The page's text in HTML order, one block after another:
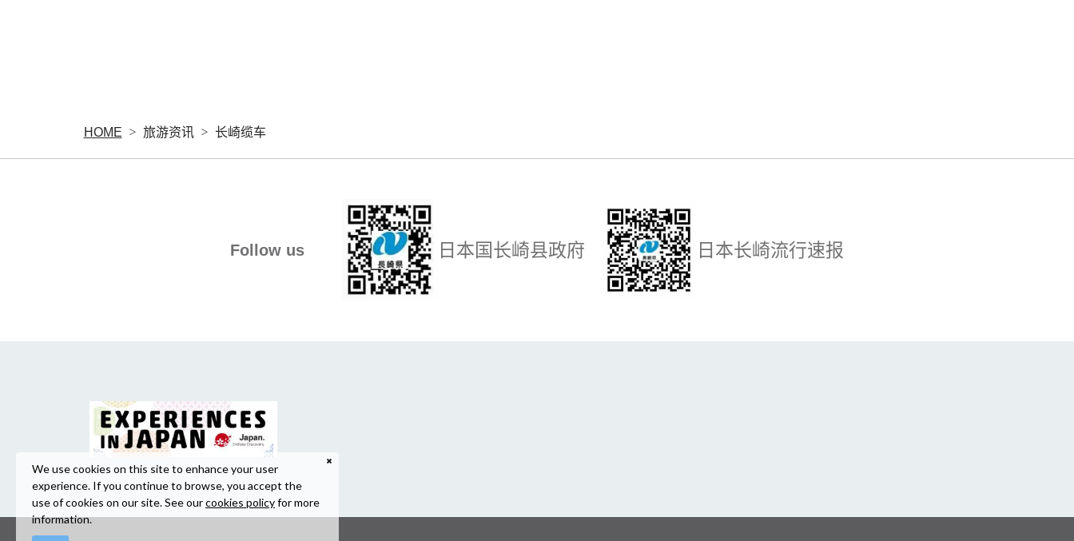
HOME 旅游资讯 长崎缆车
Follow us 日本国长崎县政府 日本长崎流行速报
We use cookies on this site to enhance your user
experience. If you continue to browse, you accept the
use of cookies on our site. See ourcookies policyfor more
information.